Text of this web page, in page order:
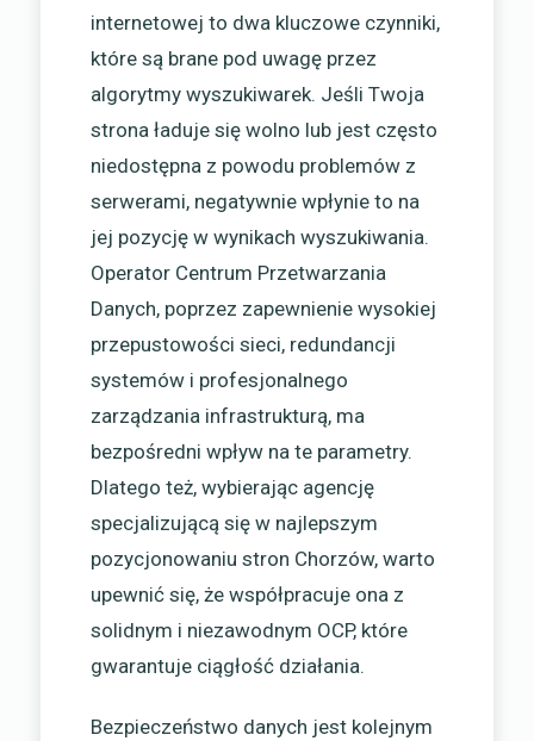
internetowej to dwa kluczowe czynniki,
które są brane pod uwagę przez
algorytmy wyszukiwarek. Jeśli Twoja
strona ładuje się wolno lub jest często
niedostępna z powodu problemów z
serwerami, negatywnie wpłynie to na
jej pozycję w wynikach wyszukiwania.
Operator Centrum Przetwarzania
Danych, poprzez zapewnienie wysokiej
przepustowości sieci, redundancji
systemów i profesjonalnego
zarządzania infrastrukturą, ma
bezpośredni wpływ na te parametry.
Dlatego też, wybierając agencję
specjalizującą się w najlepszym
pozycjonowaniu stron Chorzów, warto
upewnić się, że współpracuje ona z
solidnym i niezawodnym OCP, które
gwarantuje ciągłość działania.
Bezpieczeństwo danych jest kolejnym